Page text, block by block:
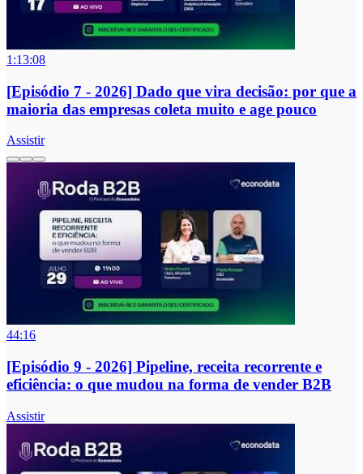
1:13:08
[Episódio 7 - 2026] Dado que vira decisão: por que a
maioria das empresas coleta muito e age pouco
Assistir
44:16
[Episódio 9 - 2026] Pipeline, receita recorrente e
eficiência: o que mudou na forma de vender B2B
Assistir